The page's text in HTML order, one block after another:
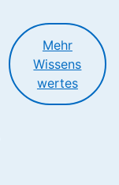
Mehr
Wissens
wertes